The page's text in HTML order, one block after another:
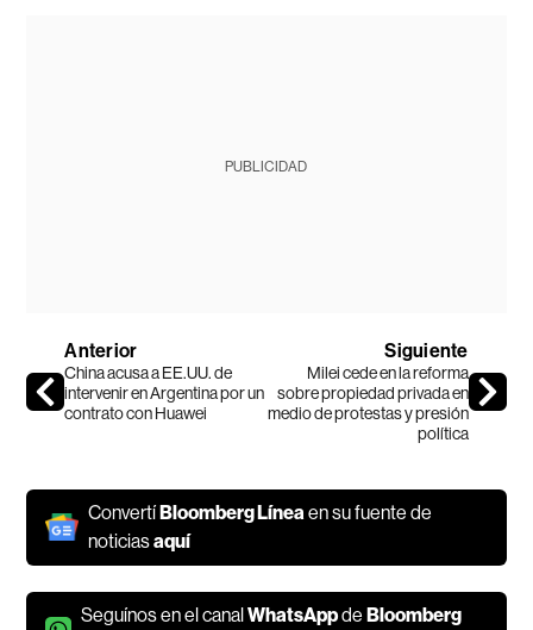
PUBLICIDAD
Anterior
China acusa a EE.UU. de
intervenir en Argentina por un
contrato con Huawei
Siguiente
Milei cede en la reforma
sobre propiedad privada en
medio de protestas y presión
política
ConvertíBloomberg Línea en su fuente de
noticiasaquí
Seguínos en el canalWhatsAppdeBloomberg